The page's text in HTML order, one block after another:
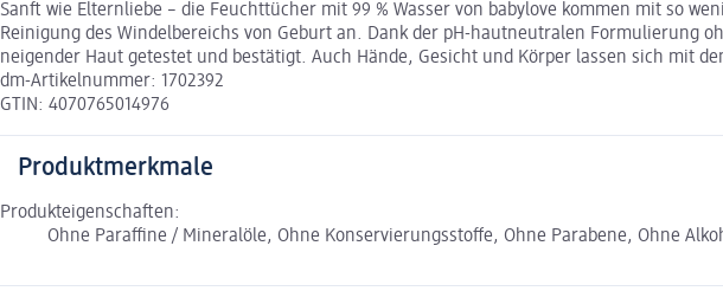
Sanft wie Elternliebe – die Feuchttücher mit 99 % Wasser von babylove kommen mit so
Reinigung des Windelbereichs von Geburt an. Dank der pH-hautneutralen Formulierung
neigender Haut getestet und bestätigt. Auch Hände, Gesicht und Körper lassen sich mit
dm-Artikelnummer: 1702392
GTIN: 4070765014976
Produktmerkmale
Produkteigenschaften:
Ohne Paraffine / Mineralöle, Ohne Konservierungsstoffe, Ohne Parabene, Ohne